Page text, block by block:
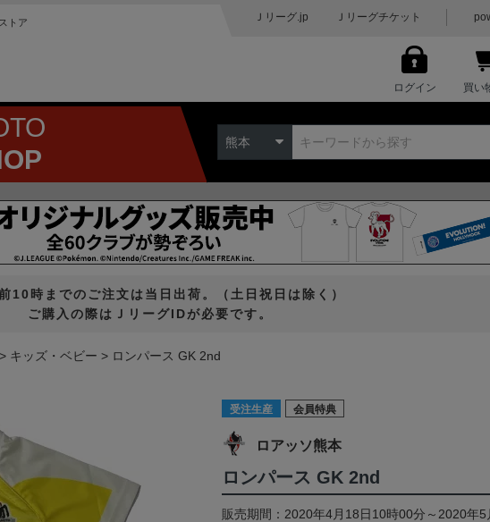
トア Ｊリーグ.jp Ｊリーグチケット
ログイン 買い
熊本
10時までのご注文は当日出荷。（土日祝日は除く）
ご購入の際はＪリーグIDが必要です。
キッズ・ベビー ロンパース GK 2nd
受注生産 会員特典
ロアッソ熊本
ロンパース GK 2nd
販売期間：2020年4月18日10時00分～2020年